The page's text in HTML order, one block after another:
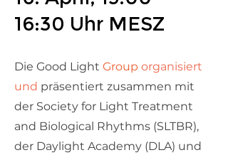
16:30 Uhr MESZ
Die Good Light Group organisiert
und präsentiert zusammen mit
der Society for Light Treatment
and Biological Rhythms (SLTBR),
der Daylight Academy (DLA) und